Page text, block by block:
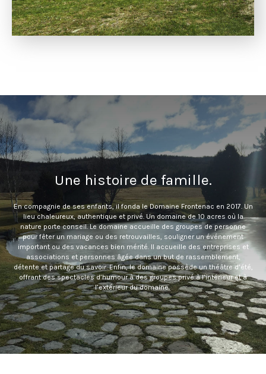
Une histoire de famille.
En compagnie de ses enfants, il fonda le Domaine Frontenac en 2017. Un
lieu chaleureux, authentique et privé. Un domaine de 10 acres où la
nature porte conseil. Le domaine accueille des groupes de personne
pour fêter un mariage ou des retrouvailles, souligner un événement
important ou des vacances bien mérité. Il accueille des entreprises et
associations et personnes âgée dans un but de rassemblement,
détente et partage du savoir. Enfin, le domaine possède un théâtre d’été,
offrant des spectacles d’humour à des groupes privé à l’intérieur et à
l’extérieur du domaine.